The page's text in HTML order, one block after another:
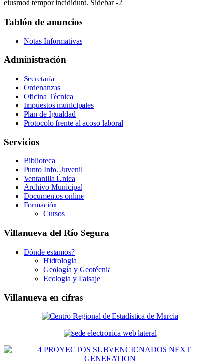
eiusmod tempor incididunt. Sidebar -2
Tablón de anuncios
Notas Informativas
Administración
Secretaría
Ordenanzas
Oficina Técnica
Impuestos municipales
Plan de Igualdad
Protocolo frente al acoso laboral
Servicios
Biblioteca
Punto Info. Juvenil
Ventanilla Única
Archivo Municipal
Documentos online
Formación
Cursos
Villanueva del Río Segura
Dónde estamos?
Hidrología
Geología y Geotécnia
Ecologia y Paisaje
Villanueva en cifras